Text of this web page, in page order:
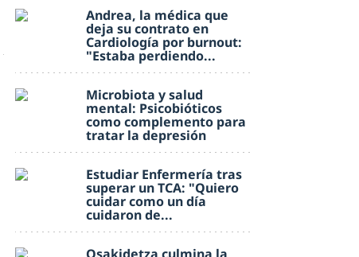
Andrea, la médica que
deja su contrato en
Cardiología por burnout:
"Estaba perdiendo...
Microbiota y salud
mental: Psicobióticos
como complemento para
tratar la depresión
Estudiar Enfermería tras
superar un TCA: "Quiero
cuidar como un día
cuidaron de...